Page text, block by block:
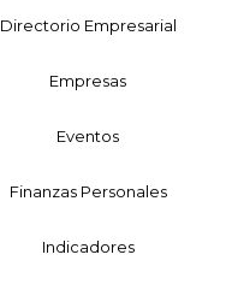
Directorio Empresarial
Empresas
Eventos
Finanzas Personales
Indicadores